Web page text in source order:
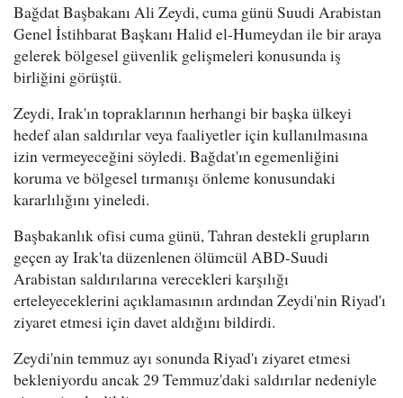
Bağdat Başbakanı Ali Zeydi, cuma günü Suudi Arabistan
Genel İstihbarat Başkanı Halid el-Humeydan ile bir araya
gelerek bölgesel güvenlik gelişmeleri konusunda iş
birliğini görüştü.
Zeydi, Irak'ın topraklarının herhangi bir başka ülkeyi
hedef alan saldırılar veya faaliyetler için kullanılmasına
izin vermeyeceğini söyledi. Bağdat'ın egemenliğini
koruma ve bölgesel tırmanışı önleme konusundaki
kararlılığını yineledi.
Başbakanlık ofisi cuma günü, Tahran destekli grupların
geçen ay Irak'ta düzenlenen ölümcül ABD-Suudi
Arabistan saldırılarına verecekleri karşılığı
erteleyeceklerini açıklamasının ardından Zeydi'nin Riyad'ı
ziyaret etmesi için davet aldığını bildirdi.
Zeydi'nin temmuz ayı sonunda Riyad'ı ziyaret etmesi
bekleniyordu ancak 29 Temmuz'daki saldırılar nedeniyle